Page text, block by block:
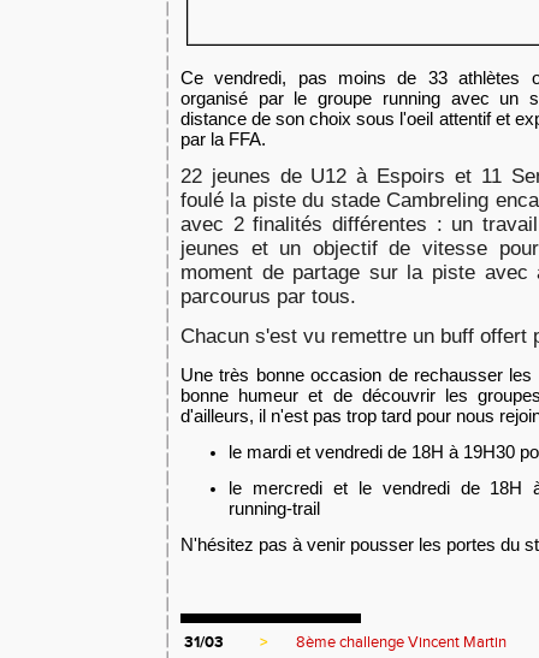
Ce vendredi, pas moins de 33 athlètes
organisé par le groupe running avec un
distance de son choix sous l'oeil attentif et
par la FFA.
22 jeunes de U12 à Espoirs et 11
foulé la piste du stade Cambreling
avec 2 finalités différentes : un
jeunes et un objectif de vitesse
moment de partage sur la piste avec
parcourus par tous.
Chacun s'est vu remettre un buff offert
Une très bonne occasion de rechausser
bonne humeur et de découvrir les
d'ailleurs, il n'est pas trop tard pour nous
le mardi et vendredi de 18H à 19H30
le mercredi et le vendredi de 18H
running-trail
N'hésitez pas à venir pousser les portes du
31/03 >
8ème challenge Vincent Martin